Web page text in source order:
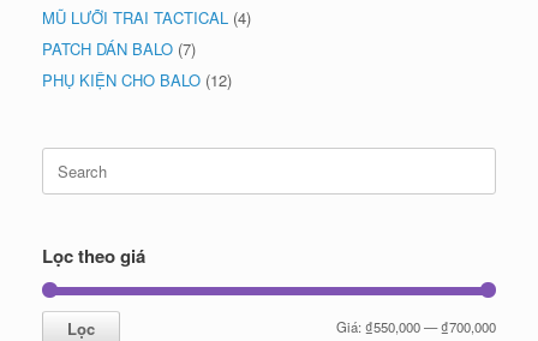
MŨ LƯỠI TRAI TACTICAL (4)
PATCH DÁN BALO (7)
PHỤ KIỆN CHO BALO (12)
Search
for:
Lọc theo giá
Giá
Giá
Lọc Giá:₫550,000—₫700,000